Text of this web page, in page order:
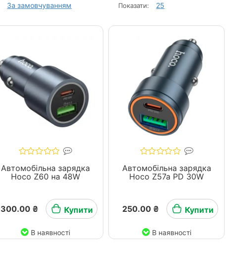
За замовчуванням Показати: 25
Автомобільна зарядка
Hoco Z60 на 48W
300.00 ₴ Купити
В наявності
Автомобільна зарядка
Hoco Z57a PD 30W
250.00 ₴ Купити
В наявності